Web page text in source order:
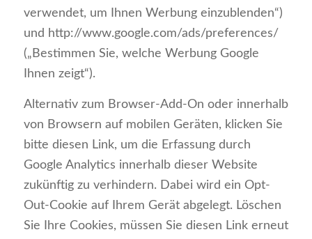
verwendet, um Ihnen Werbung einzublenden“)
und http://www.google.com/ads/preferences/
(„Bestimmen Sie, welche Werbung Google
Ihnen zeigt“).
Alternativ zum Browser-Add-On oder innerhalb
von Browsern auf mobilen Geräten, klicken Sie
bitte diesen Link, um die Erfassung durch
Google Analytics innerhalb dieser Website
zukünftig zu verhindern. Dabei wird ein Opt-
Out-Cookie auf Ihrem Gerät abgelegt. Löschen
Sie Ihre Cookies, müssen Sie diesen Link erneut